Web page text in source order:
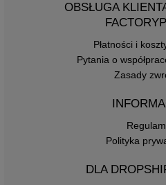
OBSŁUGA
Płatności i
Pytania o
Zasady
Polityka
DLA